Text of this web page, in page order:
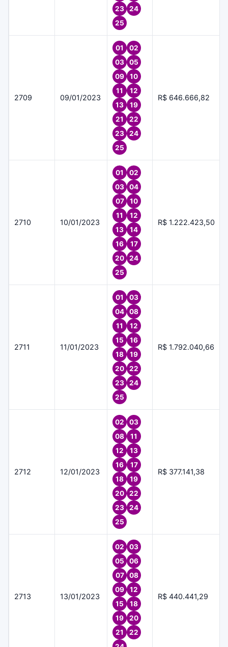
23
24
25
2709 09/01/2023
01
02
03
05
09
10
11
12
13
19
21
22
23
24
25
R$ 646.666,82
2710 10/01/2023
01
02
03
04
07
10
11
12
13
14
16
17
20
24
25
R$ 1.222.423,50
2711 11/01/2023
01
03
04
08
11
12
15
16
18
19
20
22
23
24
25
R$ 1.792.040,66
2712 12/01/2023
02
03
08
11
12
13
16
17
18
19
20
22
23
24
25
R$ 377.141,38
2713 13/01/2023
02
03
05
06
07
08
09
12
15
18
19
20
21
22
R$ 440.441,29